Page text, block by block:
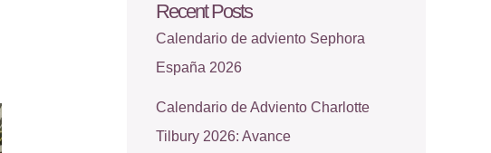
Recent Posts
Calendario de adviento Sephora
España 2026
Calendario de Adviento Charlotte
Tilbury 2026: Avance